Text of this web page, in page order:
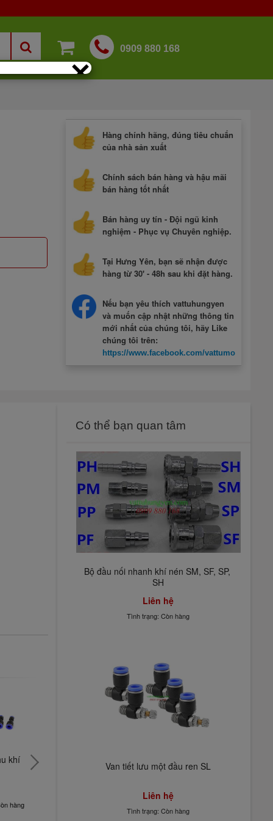
0909 880 168
Hàng chính hãng, đúng tiêu chuẩn
của nhà sản xuất
Chính sách bán hàng và hậu mãi
bán hàng tốt nhất
Bán hàng uy tín - Đội ngũ kinh
nghiệm - Phục vụ Chuyên nghiệp.
Tại Hưng Yên, bạn sẽ nhận được
hàng từ 30' - 48h sau khi đặt hàng.
Nếu bạn yêu thích vattuhungyen
và muốn cập nhật những thông tin
mới nhất của chúng tôi, hãy Like
chúng tôi trên:
https://www.facebook.com/
khí
hàng
Đầu nối hơi góc,
cút nối hơi góc
Có thể bạn quan tâm
Bộ đầu nối nhanh khí nén SM, SF, SP,
SH
Liên hệ
Tình trạng: Còn hàng
Van tiết lưu một đầu ren SL
Liên hệ
Tình trạng: Còn hàng
×